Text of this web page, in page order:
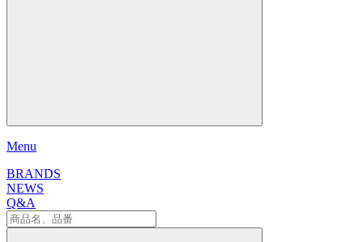
Menu
BRANDS
NEWS
Q&A